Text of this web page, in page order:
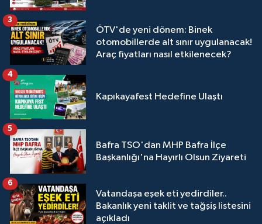
ÖTV'de yeni dönem: Binek
otomobillerde alt sınır uygulanacak!
Araç fiyatları nasıl etkilenecek?
3
Kapıkayafest Hedefine Ulaştı
4
Bafra TSO'dan MHP Bafra İlçe
Başkanlığı'na Hayırlı Olsun Ziyareti
5
Vatandaşa eşek eti yedirdiler..
Bakanlık yeni taklit ve tağşiş listesini
açıkladı
6